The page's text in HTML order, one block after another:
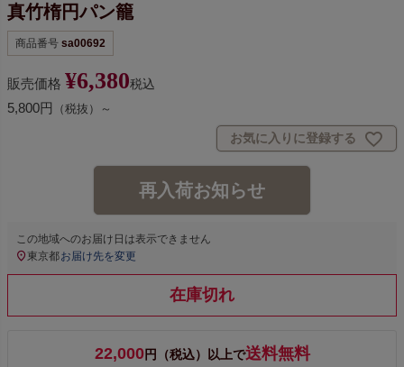
真竹楕円パン籠
商品番号 sa00692
販売価格 ¥6,380税込
5,800円 （税抜）～
お気に入りに登録する
再入荷お知らせ
この地域へのお届け日は表示できません
東京都お届け先を変更
在庫切れ
22,000円（税込）以上で送料無料